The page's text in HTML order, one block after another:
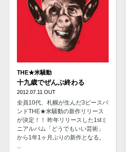
THE★米騒動
十九歳でぜんぶ終わる
2012.07.11 OUT
全員10代、札幌が生んだ3ピースバ
ンドTHE★米騒動の新作リリース
が決定！！ 昨年リリースした1stミ
ニアルバム「どうでもいい芸術」
から1年1ヶ月ぶりの新作となる。
...